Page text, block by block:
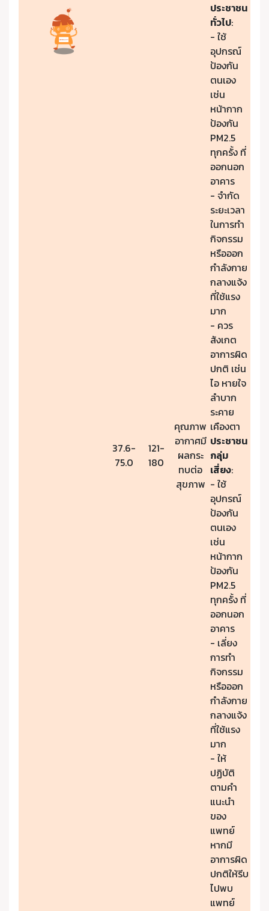
37.6-
75.0
121-
180
คุณภาพ
อากาศมี
ผลกระ
ทบต่อ
สุขภาพ
ประชาชน
ทั่วไป:
- ใช้
อุปกรณ์
ป้องกัน
ตนเอง
เช่น
หน้ากาก
ป้องกัน
PM2.5
ทุกครั้ง ที่
ออกนอก
อาคาร
- จำกัด
ระยะเวลา
ในการทำ
กิจกรรม
หรือออก
กำลังกาย
กลางแจ้ง
ที่ใช้แรง
มาก
- ควร
สังเกต
อาการผิด
ปกติ เช่น
ไอ หายใจ
ลำบาก
ระคาย
เคืองตา
ประชาชน
กลุ่ม
เสี่ยง:
- ใช้
อุปกรณ์
ป้องกัน
ตนเอง
เช่น
หน้ากาก
ป้องกัน
PM2.5
ทุกครั้ง ที่
ออกนอก
อาคาร
- เลี่ยง
การทำ
กิจกรรม
หรือออก
กำลังกาย
กลางแจ้ง
ที่ใช้แรง
มาก
- ให้
ปฏิบัติ
ตามคำ
แนะนำ
ของ
แพทย์
หากมี
อาการผิด
ปกติให้รีบ
ไปพบ
แพทย์